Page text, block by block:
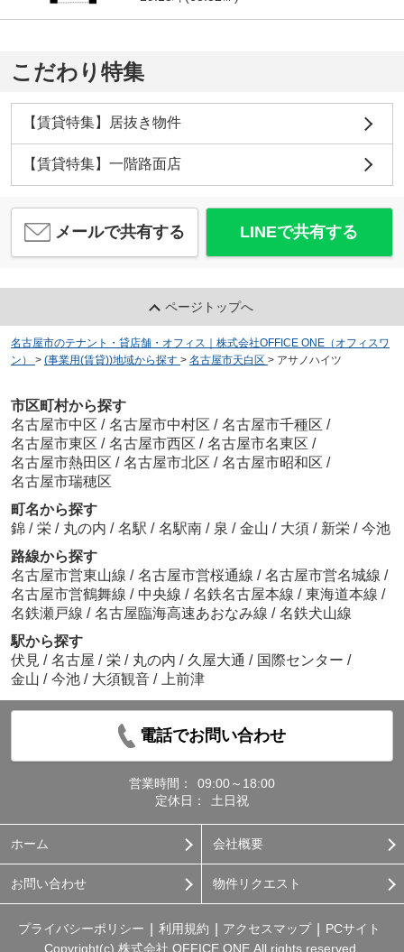
こだわり特集
【賃貸特集】居抜き物件
【賃貸特集】一階路面店
メールで共有する LINEで共有する
ページトップへ
名古屋市のテナント・貸店舗・オフィス｜株式会社OFFICE ONE（オフィスワ
ン）
> (事業用(賃貸))地域から探す > 名古屋市天白区 > アサノハイツ
市区町村から探す
名古屋市中区 / 名古屋市中村区 / 名古屋市千種区 /
名古屋市東区 / 名古屋市西区 / 名古屋市名東区 /
名古屋市熱田区 / 名古屋市北区 / 名古屋市昭和区 /
名古屋市瑞穂区
町名から探す
錦 / 栄 / 丸の内 / 名駅 / 名駅南 / 泉 / 金山 / 大須 / 新栄 / 今池
路線から探す
名古屋市営東山線 / 名古屋市営桜通線 / 名古屋市営名城線 /
名古屋市営鶴舞線 / 中央線 / 名鉄名古屋本線 / 東海道本線 /
名鉄瀬戸線 / 名古屋臨海高速あおなみ線 / 名鉄犬山線
駅から探す
伏見 / 名古屋 / 栄 / 丸の内 / 久屋大通 / 国際センター /
金山 / 今池 / 大須観音 / 上前津
電話でお問い合わせ
営業時間：
09:00～18:00
定休日：
土日祝
ホーム 会社概要
お問い合わせ 物件リクエスト
プライバシーポリシー 利用規約 アクセスマップ
PCサイト
Copyright(c) 株式会社 OFFICE ONE All rights reserved.